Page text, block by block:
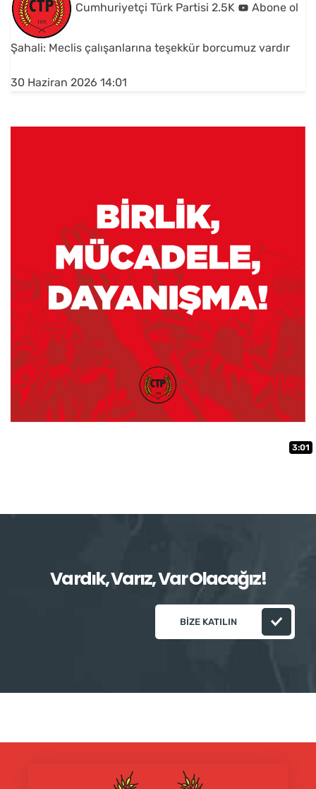
3:01
Cumhuriyetçi Türk Partisi 2.5K Abone ol
Şahali: Meclis çalışanlarına teşekkür borcumuz vardır
30 Haziran 2026 14:01
Vardık, Varız, Var Olacağız!
BIZE KATILIN